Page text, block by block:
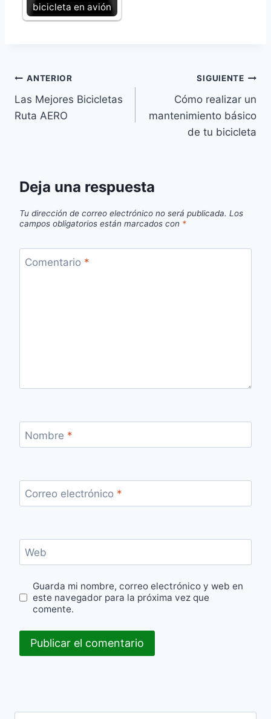
bicicleta en avión
Navegación
de
ANTERIOR
Las Mejores Bicicletas
Ruta AERO
SIGUIENTE
Cómo realizar un
mantenimiento básico
de tu bicicleta
Deja una respuesta
Tu dirección de correo electrónico no será publicada. Los
campos obligatorios están marcados con *
Comentario *
Nombre *
Correo electrónico *
Web
Guarda mi nombre, correo electrónico y web en
este navegador para la próxima vez que
comente.